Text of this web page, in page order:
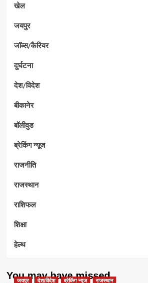
खेल
जयपुर
जॉब्स/कैरियर
दुर्घटना
देश/विदेश
बीकानेर
बॉलीवुड
ब्रेकिंग न्यूज
राजनीति
राजस्थान
राशिफल
शिक्षा
हेल्थ
You may have missed
जयपुर देश/विदेश ब्रेकिंग न्यूज राजस्थान